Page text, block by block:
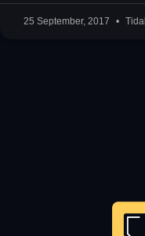
25 September, 2017